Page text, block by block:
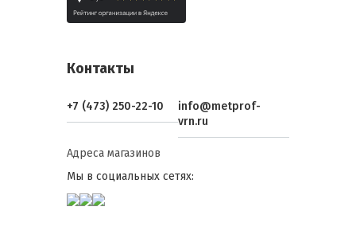
Контакты
+7 (473) 250-22-10
info@metprof-
vrn.ru
Адреса магазинов
Мы в социальных сетях: